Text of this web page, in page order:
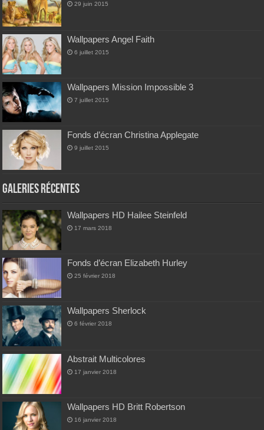
29 juin 2015
Wallpapers Angel Faith
6 juillet 2015
Wallpapers Mission Impossible 3
7 juillet 2015
Fonds d’écran Christina Applegate
9 juillet 2015
Galeries Récentes
Wallpapers HD Hailee Steinfeld
17 mars 2018
Fonds d’écran Elizabeth Hurley
25 février 2018
Wallpapers Sherlock
6 février 2018
Abstrait Multicolores
17 janvier 2018
Wallpapers HD Britt Robertson
16 janvier 2018